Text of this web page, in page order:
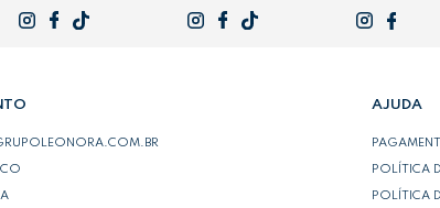
AJUDA
POLÍTICA
POLÍTICA